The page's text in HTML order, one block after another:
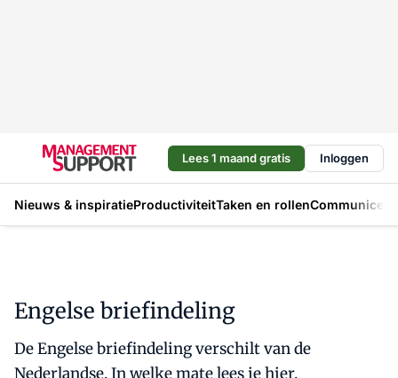
Lees 1 maand gratis Inloggen
Nieuws & inspiratieProductiviteitTaken en rollen
Engelse briefindeling
De Engelse briefindeling verschilt van de
Nederlandse. In welke mate lees je hier.